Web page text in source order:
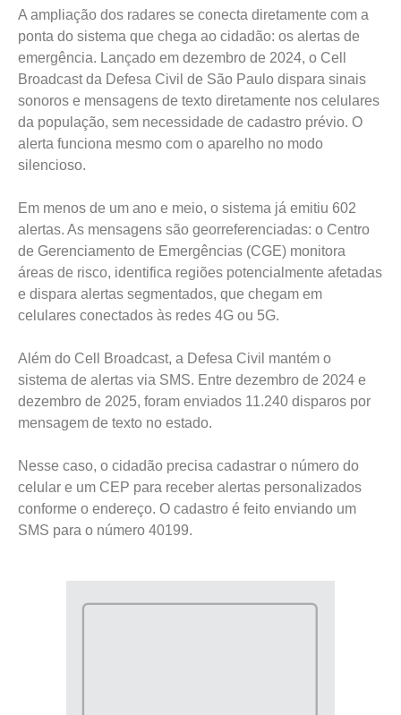
A ampliação dos radares se conecta diretamente com a
ponta do sistema que chega ao cidadão: os alertas de
emergência. Lançado em dezembro de 2024, o Cell
Broadcast da Defesa Civil de São Paulo dispara sinais
sonoros e mensagens de texto diretamente nos celulares
da população, sem necessidade de cadastro prévio. O
alerta funciona mesmo com o aparelho no modo
silencioso.
Em menos de um ano e meio, o sistema já emitiu 602
alertas. As mensagens são georreferenciadas: o Centro
de Gerenciamento de Emergências (CGE) monitora
áreas de risco, identifica regiões potencialmente afetadas
e dispara alertas segmentados, que chegam em
celulares conectados às redes 4G ou 5G.
Além do Cell Broadcast, a Defesa Civil mantém o
sistema de alertas via SMS. Entre dezembro de 2024 e
dezembro de 2025, foram enviados 11.240 disparos por
mensagem de texto no estado.
Nesse caso, o cidadão precisa cadastrar o número do
celular e um CEP para receber alertas personalizados
conforme o endereço. O cadastro é feito enviando um
SMS para o número 40199.